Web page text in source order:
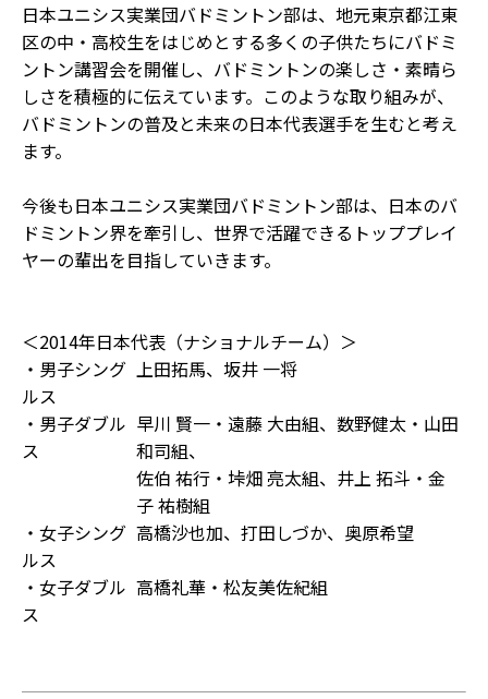
日本ユニシス実業団バドミントン部は、地元東京都江東
区の中・高校生をはじめとする多くの子供たちにバドミ
ントン講習会を開催し、バドミントンの楽しさ・素晴ら
しさを積極的に伝えています。このような取り組みが、
バドミントンの普及と未来の日本代表選手を生むと考え
ます。
今後も日本ユニシス実業団バドミントン部は、日本のバ
ドミントン界を牽引し、世界で活躍できるトッププレイ
ヤーの輩出を目指していきます。
＜2014年日本代表（ナショナルチーム）＞
・男子シング
ルス
上田拓馬、坂井 一将
・男子ダブル
ス
早川 賢一・遠藤 大由組、数野健太・山田
和司組、
佐伯 祐行・垰畑 亮太組、井上 拓斗・金
子 祐樹組
・女子シング
ルス
高橋沙也加、打田しづか、奥原希望
・女子ダブル
ス
高橋礼華・松友美佐紀組